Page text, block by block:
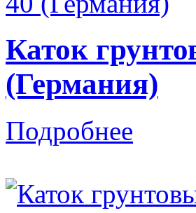
Каток
(Германия)
Подробнее